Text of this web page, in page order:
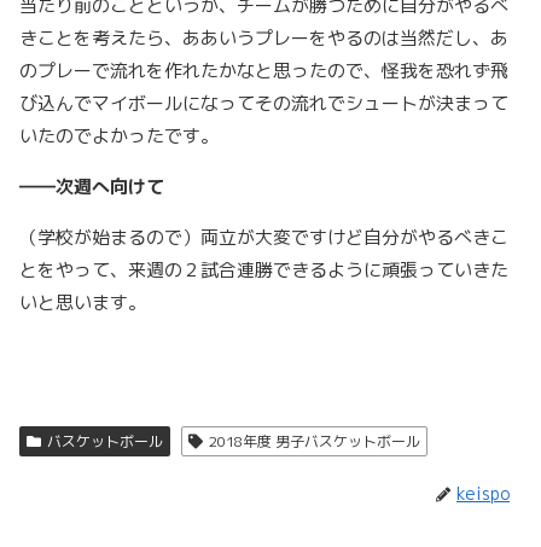
当たり前のことというか、チームが勝つために自分がやるべ
きことを考えたら、ああいうプレーをやるのは当然だし、あ
のプレーで流れを作れたかなと思ったので、怪我を恐れず飛
び込んでマイボールになってその流れでシュートが決まって
いたのでよかったです。
――次週へ向けて
（学校が始まるので）両立が大変ですけど自分がやるべきこ
とをやって、来週の２試合連勝できるように頑張っていきた
いと思います。
バスケットボール 2018年度 男子バスケットボール
keispo